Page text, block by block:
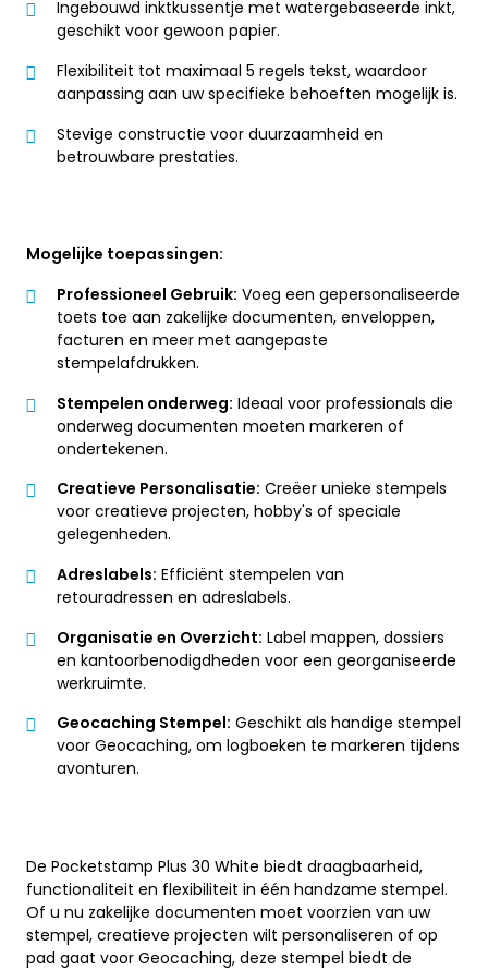
Ingebouwd inktkussentje met watergebaseerde inkt,
geschikt voor gewoon papier.
Flexibiliteit tot maximaal 5 regels tekst, waardoor
aanpassing aan uw specifieke behoeften mogelijk is.
Stevige constructie voor duurzaamheid en
betrouwbare prestaties.
Mogelijke toepassingen:
Professioneel Gebruik: Voeg een gepersonaliseerde
toets toe aan zakelijke documenten, enveloppen,
facturen en meer met aangepaste
stempelafdrukken.
Stempelen onderweg: Ideaal voor professionals die
onderweg documenten moeten markeren of
ondertekenen.
Creatieve Personalisatie: Creëer unieke stempels
voor creatieve projecten, hobby's of speciale
gelegenheden.
Adreslabels: Efficiënt stempelen van
retouradressen en adreslabels.
Organisatie en Overzicht: Label mappen, dossiers
en kantoorbenodigdheden voor een georganiseerde
werkruimte.
Geocaching Stempel: Geschikt als handige stempel
voor Geocaching, om logboeken te markeren tijdens
avonturen.
De Pocketstamp Plus 30 White biedt draagbaarheid,
functionaliteit en flexibiliteit in één handzame stempel.
Of u nu zakelijke documenten moet voorzien van uw
stempel, creatieve projecten wilt personaliseren of op
pad gaat voor Geocaching, deze stempel biedt de